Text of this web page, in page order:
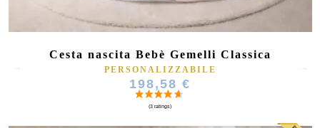
(10 ratings)
Cesta nascita Bebè Gemelli Classica
PERSONALIZZABILE
198,58 €